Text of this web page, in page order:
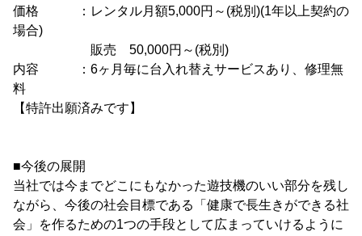
価格 ：レンタル月額5,000円～(税別)(1年以上契約の
場合)
販売 50,000円～(税別)
内容 ：6ヶ月毎に台入れ替えサービスあり、修理無
料
【特許出願済みです】
■今後の展開
当社では今までどこにもなかった遊技機のいい部分を残し
ながら、今後の社会目標である「健康で長生きができる社
会」を作るための1つの手段として広まっていけるように